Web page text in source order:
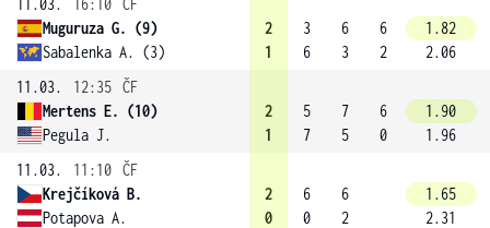
11.03. 16:10 ČF
Muguruza G. (9)
Sabalenka A. (3)
2
1
3
6
6
3
6
2
1.82
2.06
11.03.
12:35 ČF
Mertens E. (10)
Pegula J.
2
1
5
7
7
5
6
0
1.90
1.96
11.03.
11:10 ČF
Krejčíková B.
Potapova A.
2
0
6
0
6
2
1.65
2.31